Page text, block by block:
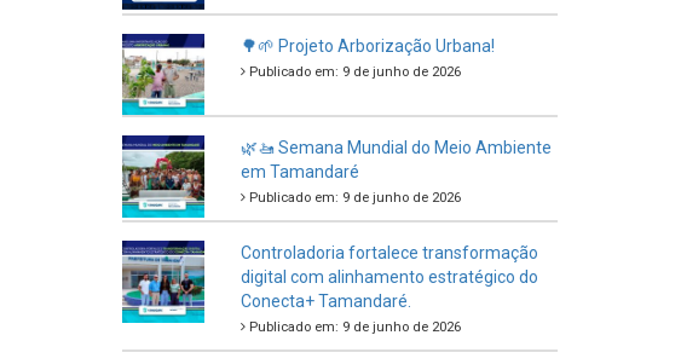
🌳🌱 Projeto Arborização Urbana!
Publicado em: 9 de junho de 2026
🌿🚤 Semana Mundial do Meio Ambiente
em Tamandaré
Publicado em: 9 de junho de 2026
Controladoria fortalece transformação
digital com alinhamento estratégico do
Conecta+ Tamandaré.
Publicado em: 9 de junho de 2026